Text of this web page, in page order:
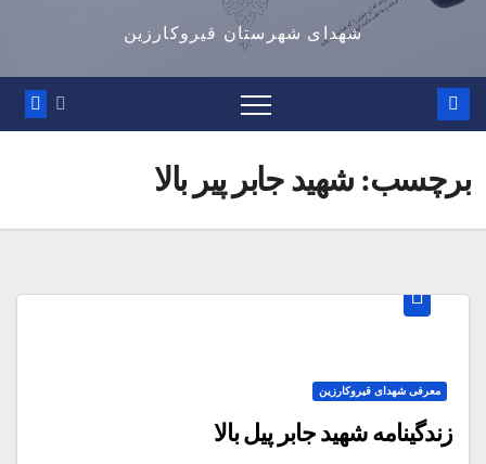
شهدای شهرستان قیروکارزین
برچسب:شهید جابر پیر بالا
معرفی شهدای قیروکارزین
زندگینامه شهید جابر پیل بالا